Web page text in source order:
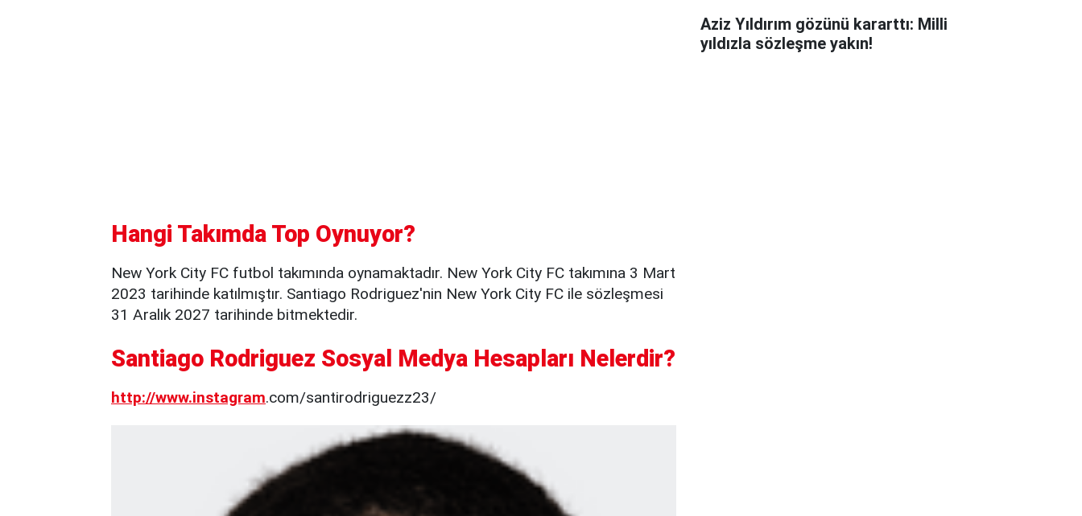
Hangi Takımda Top Oynuyor?
New York City FC futbol takımında oynamaktadır. New York City FC takımına 3 Mart
2023 tarihinde katılmıştır. Santiago Rodriguez'nin New York City FC ile sözleşmesi
31 Aralık 2027 tarihinde bitmektedir.
Santiago Rodriguez Sosyal Medya Hesapları Nelerdir?
http://www.instagram.com/santirodriguezz23/
Aziz Yıldırım gözünü kararttı: Milli
yıldızla sözleşme yakın!